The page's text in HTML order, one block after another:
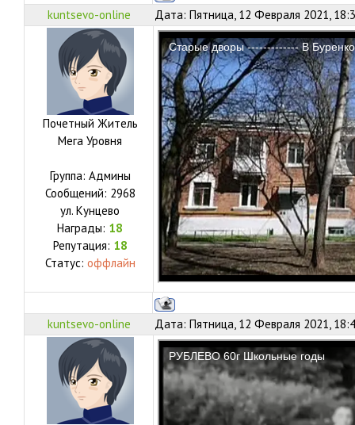
kuntsevo-online Дата: Пятница, 12 Февраля 2021,
Почетный Житель
Мега Уровня
Группа: Админы
Сообщений: 2968
ул. Кунцево
Награды: 18
Репутация: 18
Статус: оффлайн
kuntsevo-online Дата: Пятница, 12 Февраля 2021,